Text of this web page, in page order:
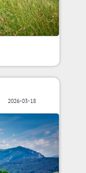
2026-03-18